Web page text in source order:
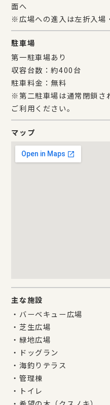
面へ
※広場への進入は左折入場
駐車場
第一駐車場あり
収容台数：約400台
駐車料金：無料
※第二駐車場は通常閉鎖さ
ご利用ください。
マップ
主な施設
・バーベキュー広場
・芝生広場
・緑地広場
・ドッグラン
・海釣りテラス
・管理棟
・トイレ